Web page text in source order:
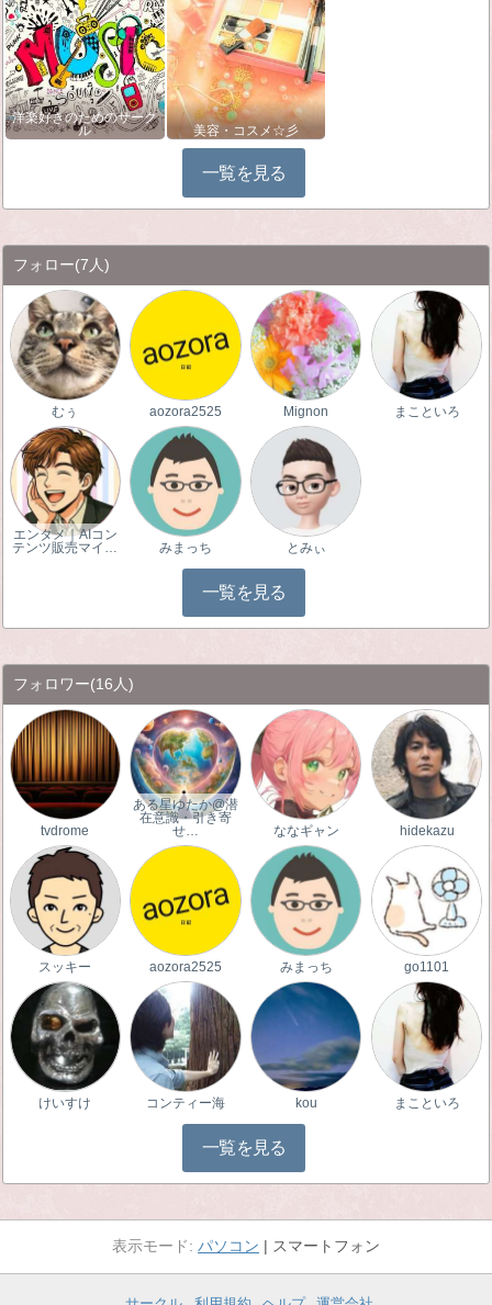
洋楽好きのためのサーク
ル
美容・コスメ☆彡
一覧を見る
フォロー(7人)
むぅ aozora2525 Mignon まこといろ
エンタメ｜AIコン
テンツ販売マイ…
みまっち とみぃ
一覧を見る
フォロワー(16人)
tvdrome
ある星ゆたか@潜
在意識・引き寄
せ…
ななギャン hidekazu
スッキー aozora2525 みまっち go1101
けいすけ コンティー海 kou まこといろ
一覧を見る
パソコン スマートフォン